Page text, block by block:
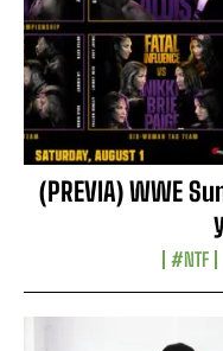
(PREVIA) WWE
#NTF